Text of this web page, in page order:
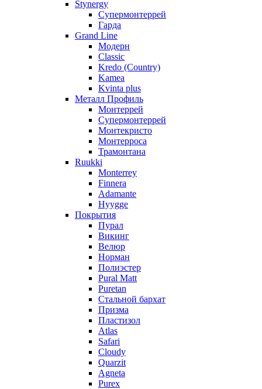
Stynergy
Супермонтеррей
Гарда
Grand Line
Модерн
Classic
Kredo (Country)
Kamea
Kvinta plus
Металл Профиль
Монтеррей
Супермонтеррей
Монтекристо
Монтерроса
Трамонтана
Ruukki
Monterrey
Finnera
Adamante
Hyygge
Покрытия
Пурал
Викинг
Велюр
Норман
Полиэстер
Pural Matt
Puretan
Стальной бархат
Призма
Пластизол
Atlas
Safari
Cloudy
Quarzit
Agneta
Purex